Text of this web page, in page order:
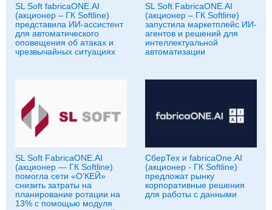
SL Soft fabricaONE.AI
(акционер – ГК Softline)
представила ИИ-ассистент
для автоматического
оповещения об атаках и
чрезвычайных ситуациях
SL Soft FabricaONE.AI
(акционер – ГК Softline)
запустила маркетплейс ИИ-
агентов и решений для
интеллектуальной
автоматизации
SL Soft FabricaONE.AI
(акционер — ГК Softline)
помогла сети «О'КЕЙ»
снизить затраты на
планирование ротации на
13% с помощью модуля
СберТех и fabricaOne.AI
(акционер - ГК Softline)
предложат рынку
корпоративные решения
для работы с данными